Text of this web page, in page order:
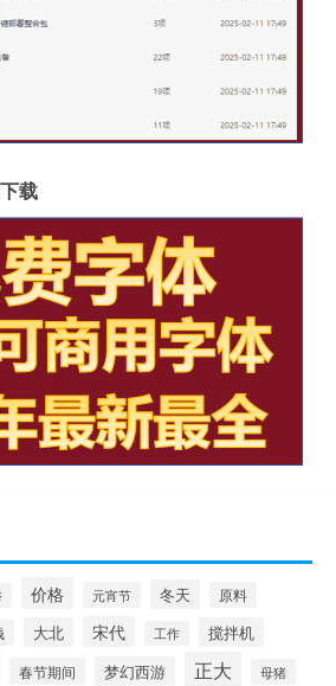
载
价格 元宵节 冬天 原料
大北 宋代 工作 搅拌机
春节期间 梦幻西游 正大 母猪